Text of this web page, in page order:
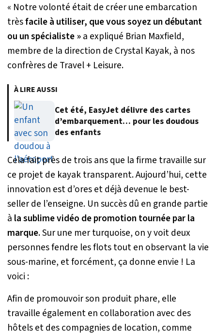
« Notre volonté était de créer une embarcation
trèsfacile à utiliser, que vous soyez un débutant
ou un spécialiste »a expliqué Brian Maxfield,
membre de la direction de Crystal Kayak, à nos
confrères de Travel + Leisure.
À LIRE AUSSI
Cet été, EasyJet délivre des cartes
d’embarquement… pour les doudous
des enfants
Cela fait près de trois ans que la firme travaille sur
ce projet de kayak transparent. Aujourd’hui, cette
innovation est d’ores et déjà devenue le best-
seller de l’enseigne. Un succès dû en grande partie
à la sublime vidéo de promotion tournée par la
marque.Sur une mer turquoise, on y voit deux
personnes fendre les flots tout en observant la vie
sous-marine, et forcément, ça donne envie ! La
voici :
Afin de promouvoir son produit phare, elle
travaille également en collaboration avec des
hôtels et des compagnies de location, comme